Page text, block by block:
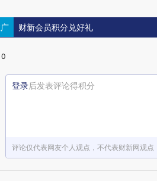
财新会员积分兑好礼
0
登录后发表评论得积分
评论仅代表网友个人观点，不代表财新网观点